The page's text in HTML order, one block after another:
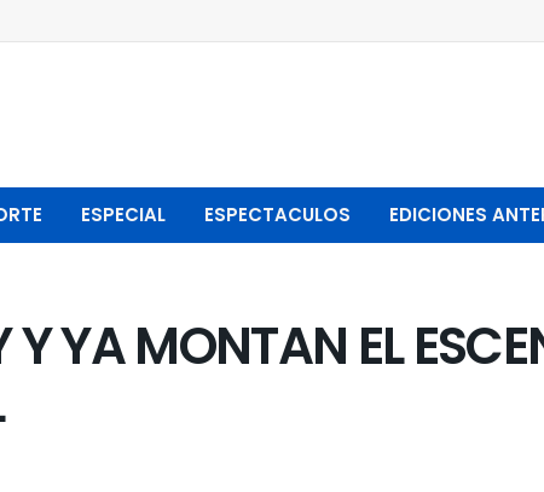
ESPECIAL ESPECTACULOS EDICIONES
YA MONTAN EL